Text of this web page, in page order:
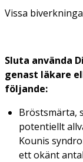
Vissa
Sluta använda
genast läkare
följande:
Bröstsmärta,
potentiellt
Kounis
ett okänt